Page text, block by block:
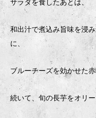
サラダを食したあとは、
和出汁で煮込み旨味を浸
に、
ブルーチーズを効かせた
続いて、旬の長芋をオリ